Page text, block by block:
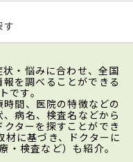
す
・悩みに合わせ、全国
を調べることができる
です。
間、医院の特徴などの
病名、検査名などから
ターを探すことができ
材に基づき、ドクターに
・検査など）も紹介。